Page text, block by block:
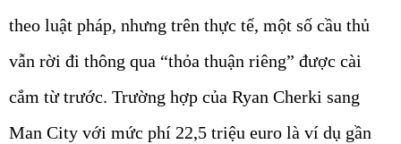
theo luật pháp, nhưng trên thực tế, một số cầu thủ
vẫn rời đi thông qua “thỏa thuận riêng” được cài
cắm từ trước. Trường hợp của Ryan Cherki sang
Man City với mức phí 22,5 triệu euro là ví dụ gần